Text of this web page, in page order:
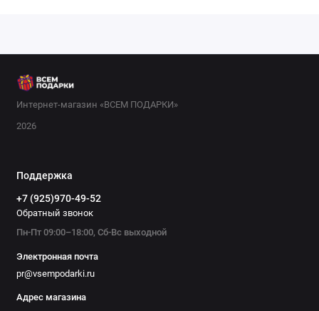
Интернет-магазин «ВСЕМ ПОДАРКИ»
2026
Поддержка
+7 (925)970-49-52
Обратный звонок
Пн-Пт 09:00–18:00, Сб-Вс выходной
Электронная почта
pr@vsempodarki.ru
Адрес магазина